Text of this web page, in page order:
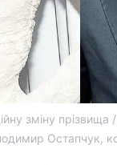
зміну
Остапчук,